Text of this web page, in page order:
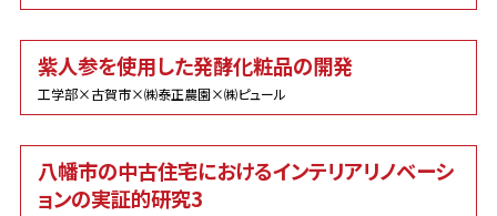
紫人参を使用した発酵化粧品の開発
工学部×古賀市×㈱泰正農園×㈱ピュール
八幡市の中古住宅におけるインテリアリノベーシ
ョンの実証的研究3